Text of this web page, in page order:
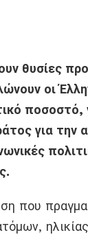
θυσίες
οι
ποσοστό,
για την
που